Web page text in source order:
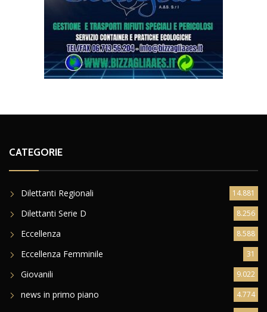
CATEGORIE
Dilettanti Regionali 14.881
Dilettanti Serie D 8.256
Eccellenza 8.588
Eccellenza Femminile 31
Giovanili 9.022
news in primo piano 4.774